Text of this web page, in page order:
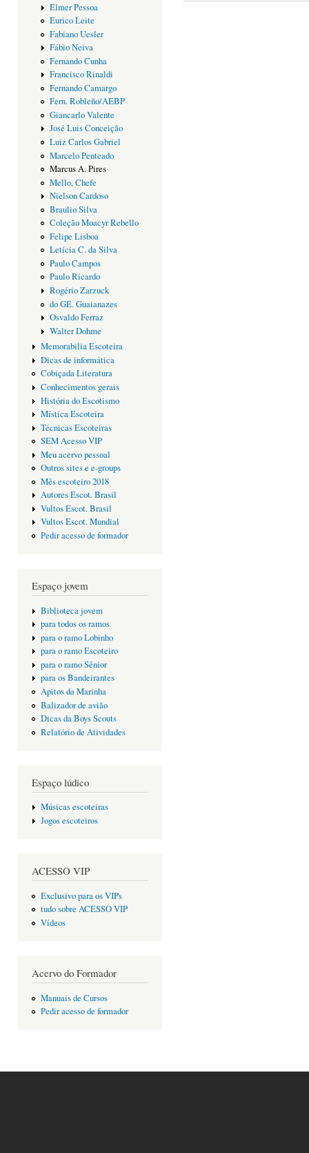
Elmer Pessoa
Eurico Leite
Fabiano Uesler
Fábio Neiva
Fernando Cunha
Francisco Rinaldi
Fernando Camargo
Fern. Robleño/AEBP
Giancarlo Valente
José Luis Conceição
Luiz Carlos Gabriel
Marcelo Penteado
Marcus A. Pires
Mello, Chefe
Nielson Cardoso
Braulio Silva
Coleção Moacyr Rebello
Felipe Lisboa
Letícia C. da Silva
Paulo Campos
Paulo Ricardo
Rogério Zarzuck
do GE. Guaianazes
Osvaldo Ferraz
Walter Dohme
Memorabilia Escoteira
Dicas de informática
Cobiçada Literatura
Conhecimentos gerais
História do Escotismo
Mística Escoteira
Técnicas Escoteiras
SEM Acesso VIP
Meu acervo pessoal
Outros sites e e-groups
Mês escoteiro 2018
Autores Escot. Brasil
Vultos Escot. Brasil
Vultos Escot. Mundial
Pedir acesso de formador
Espaço jovem
Biblioteca jovem
para todos os ramos
para o ramo Lobinho
para o ramo Escoteiro
para o ramo Sênior
para os Bandeirantes
Apitos da Marinha
Balizador de avião
Dicas da Boys Scouts
Relatório de Atividades
Espaço lúdico
Músicas escoteiras
Jogos escoteiros
ACESSO VIP
Exclusivo para os VIPs
tudo sobre ACESSO VIP
Vídeos
Acervo do Formador
Manuais de Cursos
Pedir acesso de formador